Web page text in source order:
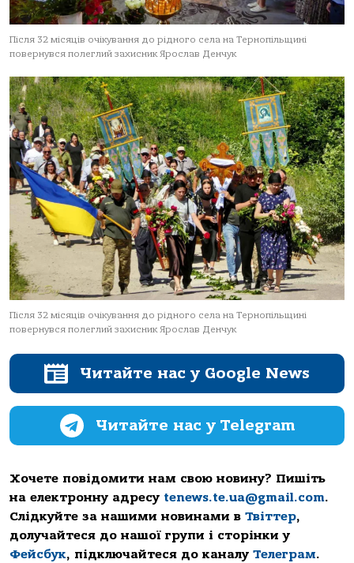
Після 32 місяців очікування до рідного села на Тернопільщині
повернувся полеглий захисник Ярослав Денчук
Після 32 місяців очікування до рідного села на Тернопільщині
повернувся полеглий захисник Ярослав Денчук
Читайте нас у Google News
Читайте нас у Telegram
Хочете повідомити нам свою новину? Пишіть
на електронну адресу tenews.te.ua@gmail.com.
Слідкуйте за нашими новинами в Твіттер,
долучайтеся до нашої групи і сторінки у
Фейсбук, підключайтеся до каналу Телеграм.